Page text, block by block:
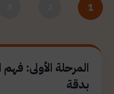
1
المرحلة الأولى:
بدقة